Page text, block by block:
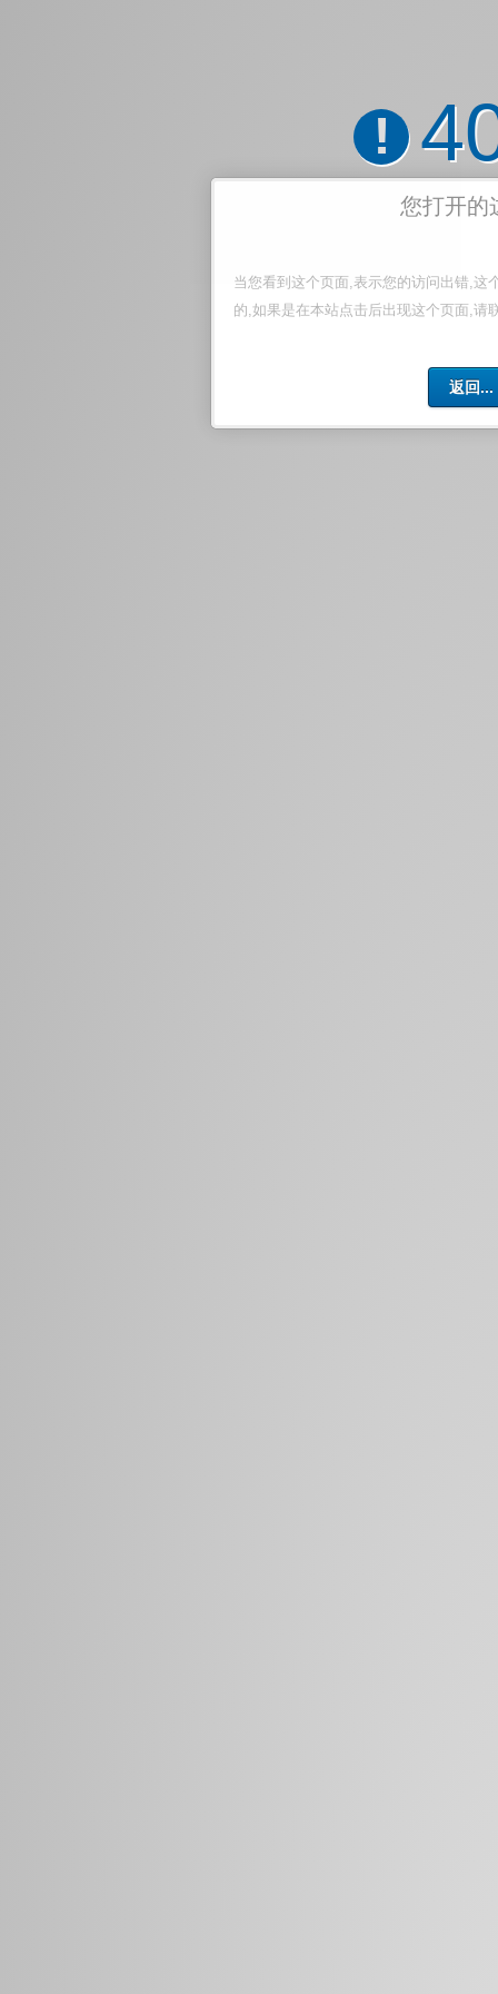
!
您打开的
当您看到这个页面,表示您的访问出错,这
的,如果是在本站点击后出现这个页面,请
返回...